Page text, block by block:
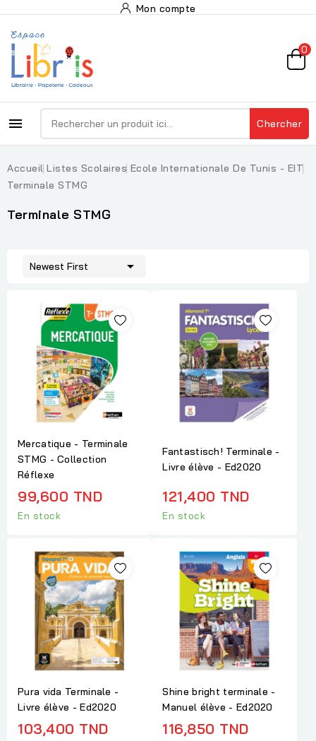
Mon compte
0
 Chercher
Accueil Listes Scolaires Ecole Internationale De Tunis - EIT
Terminale STMG
Terminale STMG
Newest First 
Mercatique - Terminale
STMG - Collection
Réflexe
99,600 TND
En stock
Fantastisch! Terminale -
Livre élève - Ed2020
121,400 TND
En stock
Pura vida Terminale -
Livre élève - Ed2020
103,400 TND
Shine bright terminale -
Manuel élève - Ed2020
116,850 TND